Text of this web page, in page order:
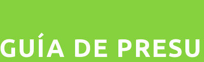
GUÍA DE